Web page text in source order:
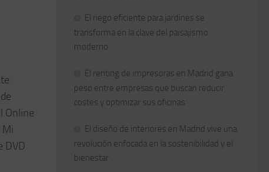
Online
DVD
El riego eficiente para jardines se
transforma en la clave del paisajismo
moderno
El renting de impresoras en Madrid gana
peso entre empresas que buscan reducir
costes y optimizar sus oficinas
El diseño de interiores en Madrid vive una
revolución enfocada en la sostenibilidad y el
bienestar